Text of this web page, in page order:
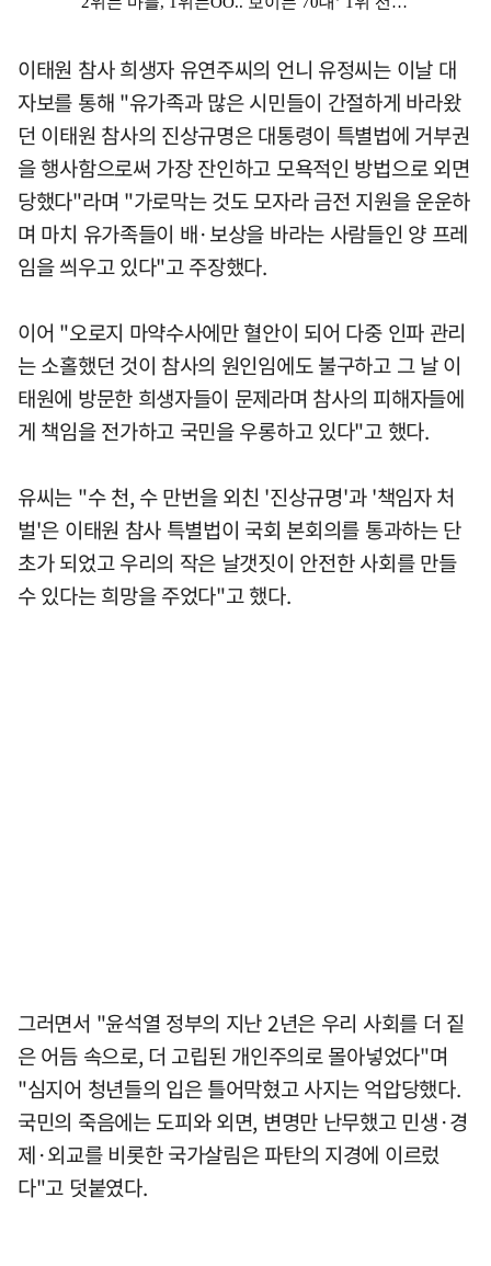
이태원 참사 희생자 유연주씨의 언니 유정씨는 이날 대
자보를 통해 "유가족과 많은 시민들이 간절하게 바라왔
던 이태원 참사의 진상규명은 대통령이 특별법에 거부권
을 행사함으로써 가장 잔인하고 모욕적인 방법으로 외면
당했다"라며 "가로막는 것도 모자라 금전 지원을 운운하
며 마치 유가족들이 배·보상을 바라는 사람들인 양 프레
임을 씌우고 있다"고 주장했다.
이어 "오로지 마약수사에만 혈안이 되어 다중 인파 관리
는 소홀했던 것이 참사의 원인임에도 불구하고 그 날 이
태원에 방문한 희생자들이 문제라며 참사의 피해자들에
게 책임을 전가하고 국민을 우롱하고 있다"고 했다.
유씨는 "수 천, 수 만번을 외친 '진상규명'과 '책임자 처
벌'은 이태원 참사 특별법이 국회 본회의를 통과하는 단
초가 되었고 우리의 작은 날갯짓이 안전한 사회를 만들
수 있다는 희망을 주었다"고 했다.
그러면서 "윤석열 정부의 지난 2년은 우리 사회를 더 짙
은 어듬 속으로, 더 고립된 개인주의로 몰아넣었다"며
"심지어 청년들의 입은 틀어막혔고 사지는 억압당했다.
국민의 죽음에는 도피와 외면, 변명만 난무했고 민생·경
제·외교를 비롯한 국가살림은 파탄의 지경에 이르렀
다"고 덧붙였다.